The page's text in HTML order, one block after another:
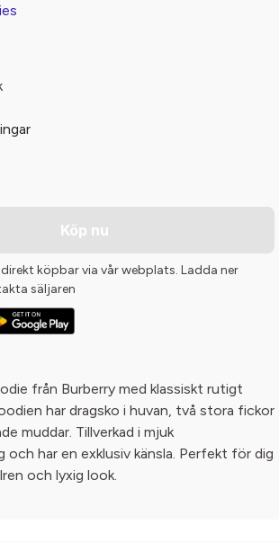
Köp nu
köpbar via vår webplats. Ladda ner
säljaren
från Burberry med klassiskt rutigt
har dragsko i huvan, två stora fickor
muddar. Tillverkad i mjuk
och har en exklusiv känsla. Perfekt för dig
och lyxig look.